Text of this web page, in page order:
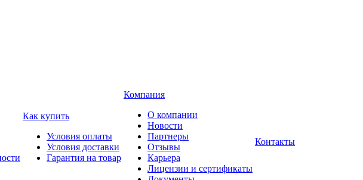
Как купить
Условия оплаты
Условия доставки
Гарантия на товар
Компания
О компании
Новости
Партнеры
Отзывы
Карьера
Лицензии и сертификаты
Контакты